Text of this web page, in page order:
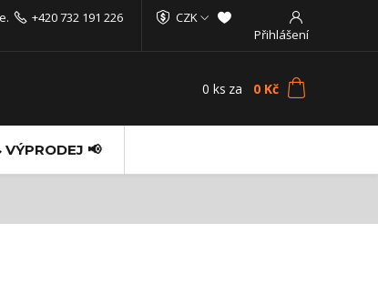
CZK
Přihlášení
+420 732 191 226
0 ks za 0 Kč
📢